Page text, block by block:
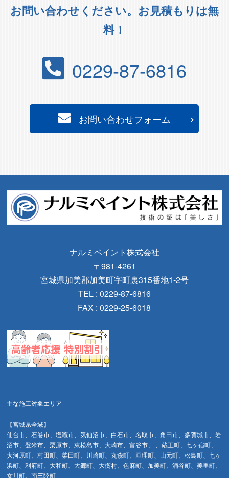
お問い合わせください。お見積もりは無
料！
0229-87-6816
お問い合わせフォーム
ナルミペイント株式会社
〒981-4261
宮城県加美郡加美町字町裏315番地1-2号
TEL : 0229-87-6816
FAX : 0229-25-6018
主な施工対象エリア
【宮城県全域】
仙台市、石巻市、塩竈市、気仙沼市、白石市、名取市、角田市、多賀城市、岩
沼市、登米市、栗原市、東松島市、大崎市、富谷市、 、蔵王町、七ヶ宿町、
大河原町、村田町、柴田町、川崎町、丸森町、亘理町、山元町、松島町、七ヶ
浜町、利府町、大和町、大郷町、大衡村、色麻町、加美町、涌谷町、美里町、
女川町、南三陸町